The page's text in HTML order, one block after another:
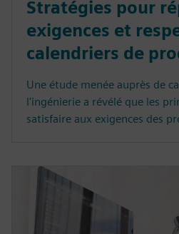
Stratégies pour
exigences et
calendriers de
Une étude menée auprès de
l'ingénierie a révélé que les
satisfaire aux exigences des